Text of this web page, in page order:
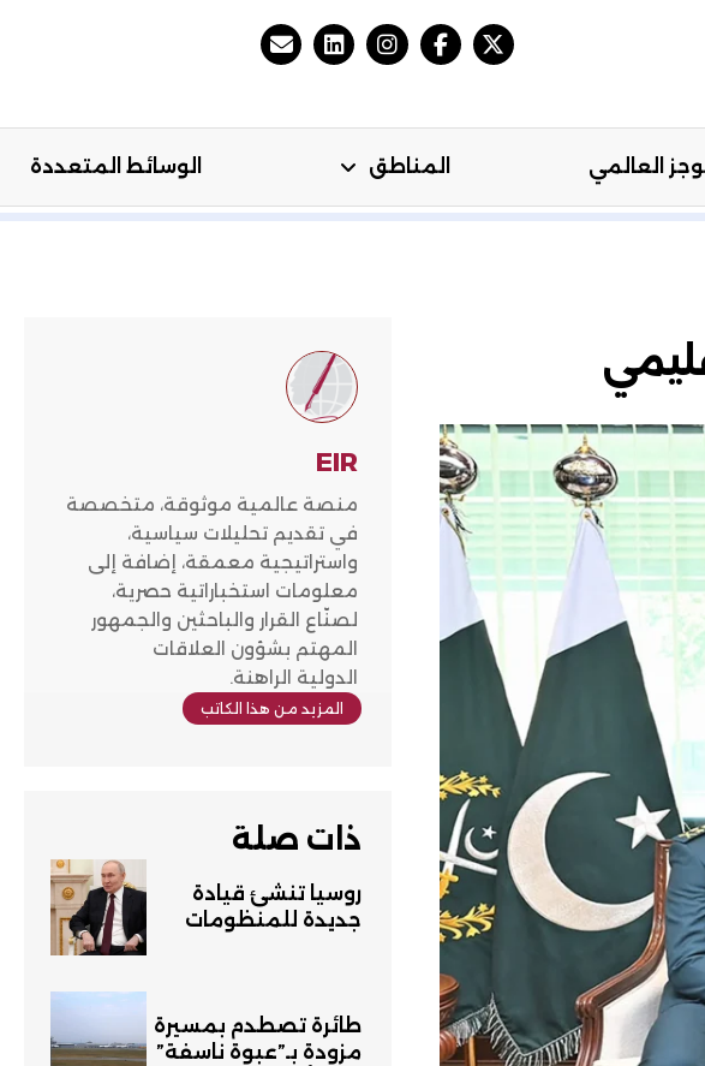
العالمي المناطق الوسائط المتعددة الموجز العالمي المناطق الوسائط المتعددة
EIR
منصة عالمية موثوقة، متخصصة
في تقديم تحليلات سياسية،
واستراتيجية معمقة، إضافة إلى
معلومات استخباراتية حصرية،
لصنّاع القرار والباحثين والجمهور
المهتم بشؤون العلاقات
الدولية الراهنة.
المزيد من هذا الكاتب
ذات صلة
روسيا تنشئ قيادة
جديدة للمنظومات
طائرة تصطدم بمسيرة
مزودة بـ”عبوة ناسفة”